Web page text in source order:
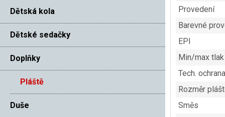
Dětská kola
Dětské sedačky
Doplňky
Pláště
Duše
Provedení
Barevné
EPI
Min/max tlak
Tech. ochrana
Rozměr
Směs